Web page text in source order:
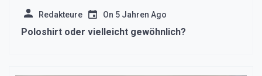
Redakteure On 5 Jahren Ago
Poloshirt oder vielleicht gewöhnlich?